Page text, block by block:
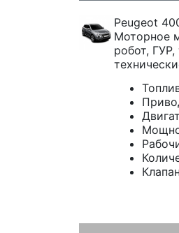
Peugeot
Моторное
робот,